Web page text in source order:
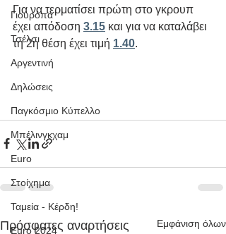
Γιουρόπα
Τσέλσι
Αργεντινή
Δηλώσεις
Παγκόσμιο Κύπελλο
Μπέλινγκχαμ
Euro
Στοίχημα
Ταμεία - Κέρδη!
Euro 2024
Για να τερματίσει πρώτη στο γκρουπ
έχει απόδοση 3.15 και για να καταλάβει
τη 2η θέση έχει τιμή 1.40.
Πρόσφατες αναρτήσεις Εμφάνιση όλων